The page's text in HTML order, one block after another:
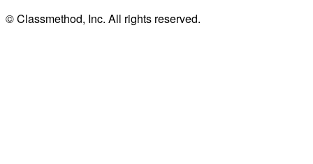
© Classmethod, Inc. All rights reserved.